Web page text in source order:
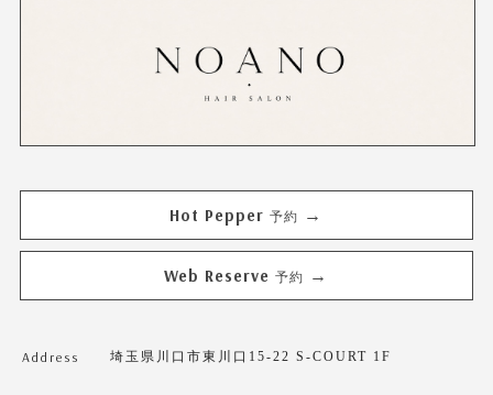
Hot Pepper 予約 →
Web Reserve 予約 →
Address 埼玉県川口市東川口15-22 S-COURT 1F